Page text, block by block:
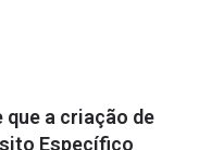
que a criação de
Específico